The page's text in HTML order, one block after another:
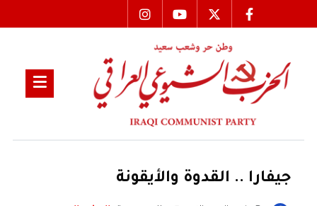
جيفارا .. القدوة والأيقونة